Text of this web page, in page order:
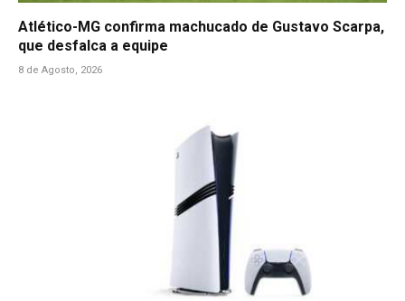
Atlético-MG confirma machucado de Gustavo Scarpa,
que desfalca a equipe
8 de Agosto, 2026